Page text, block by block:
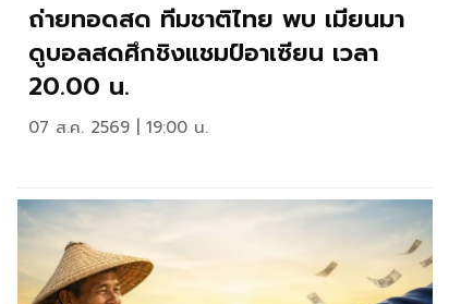
ถ่ายทอดสด ทีมชาติไทย พบ เมียนมา
ดูบอลสดศึกชิงแชมป์อาเซียน เวลา
20.00 น.
07 ส.ค. 2569 | 19:00 น.